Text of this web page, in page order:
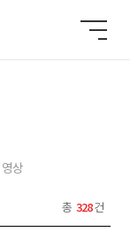
영상
총 328건